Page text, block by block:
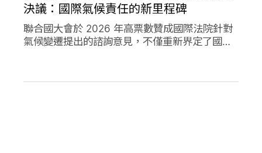
決議：國際氣候責任的新里程碑
聯合國大會於 2026 年高票數贊成國際法院針對
氣候變遷提出的諮詢意見，不僅重新界定了國際
律責任的承諾。